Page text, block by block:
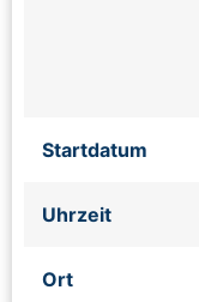
Startdatum
Uhrzeit
Ort